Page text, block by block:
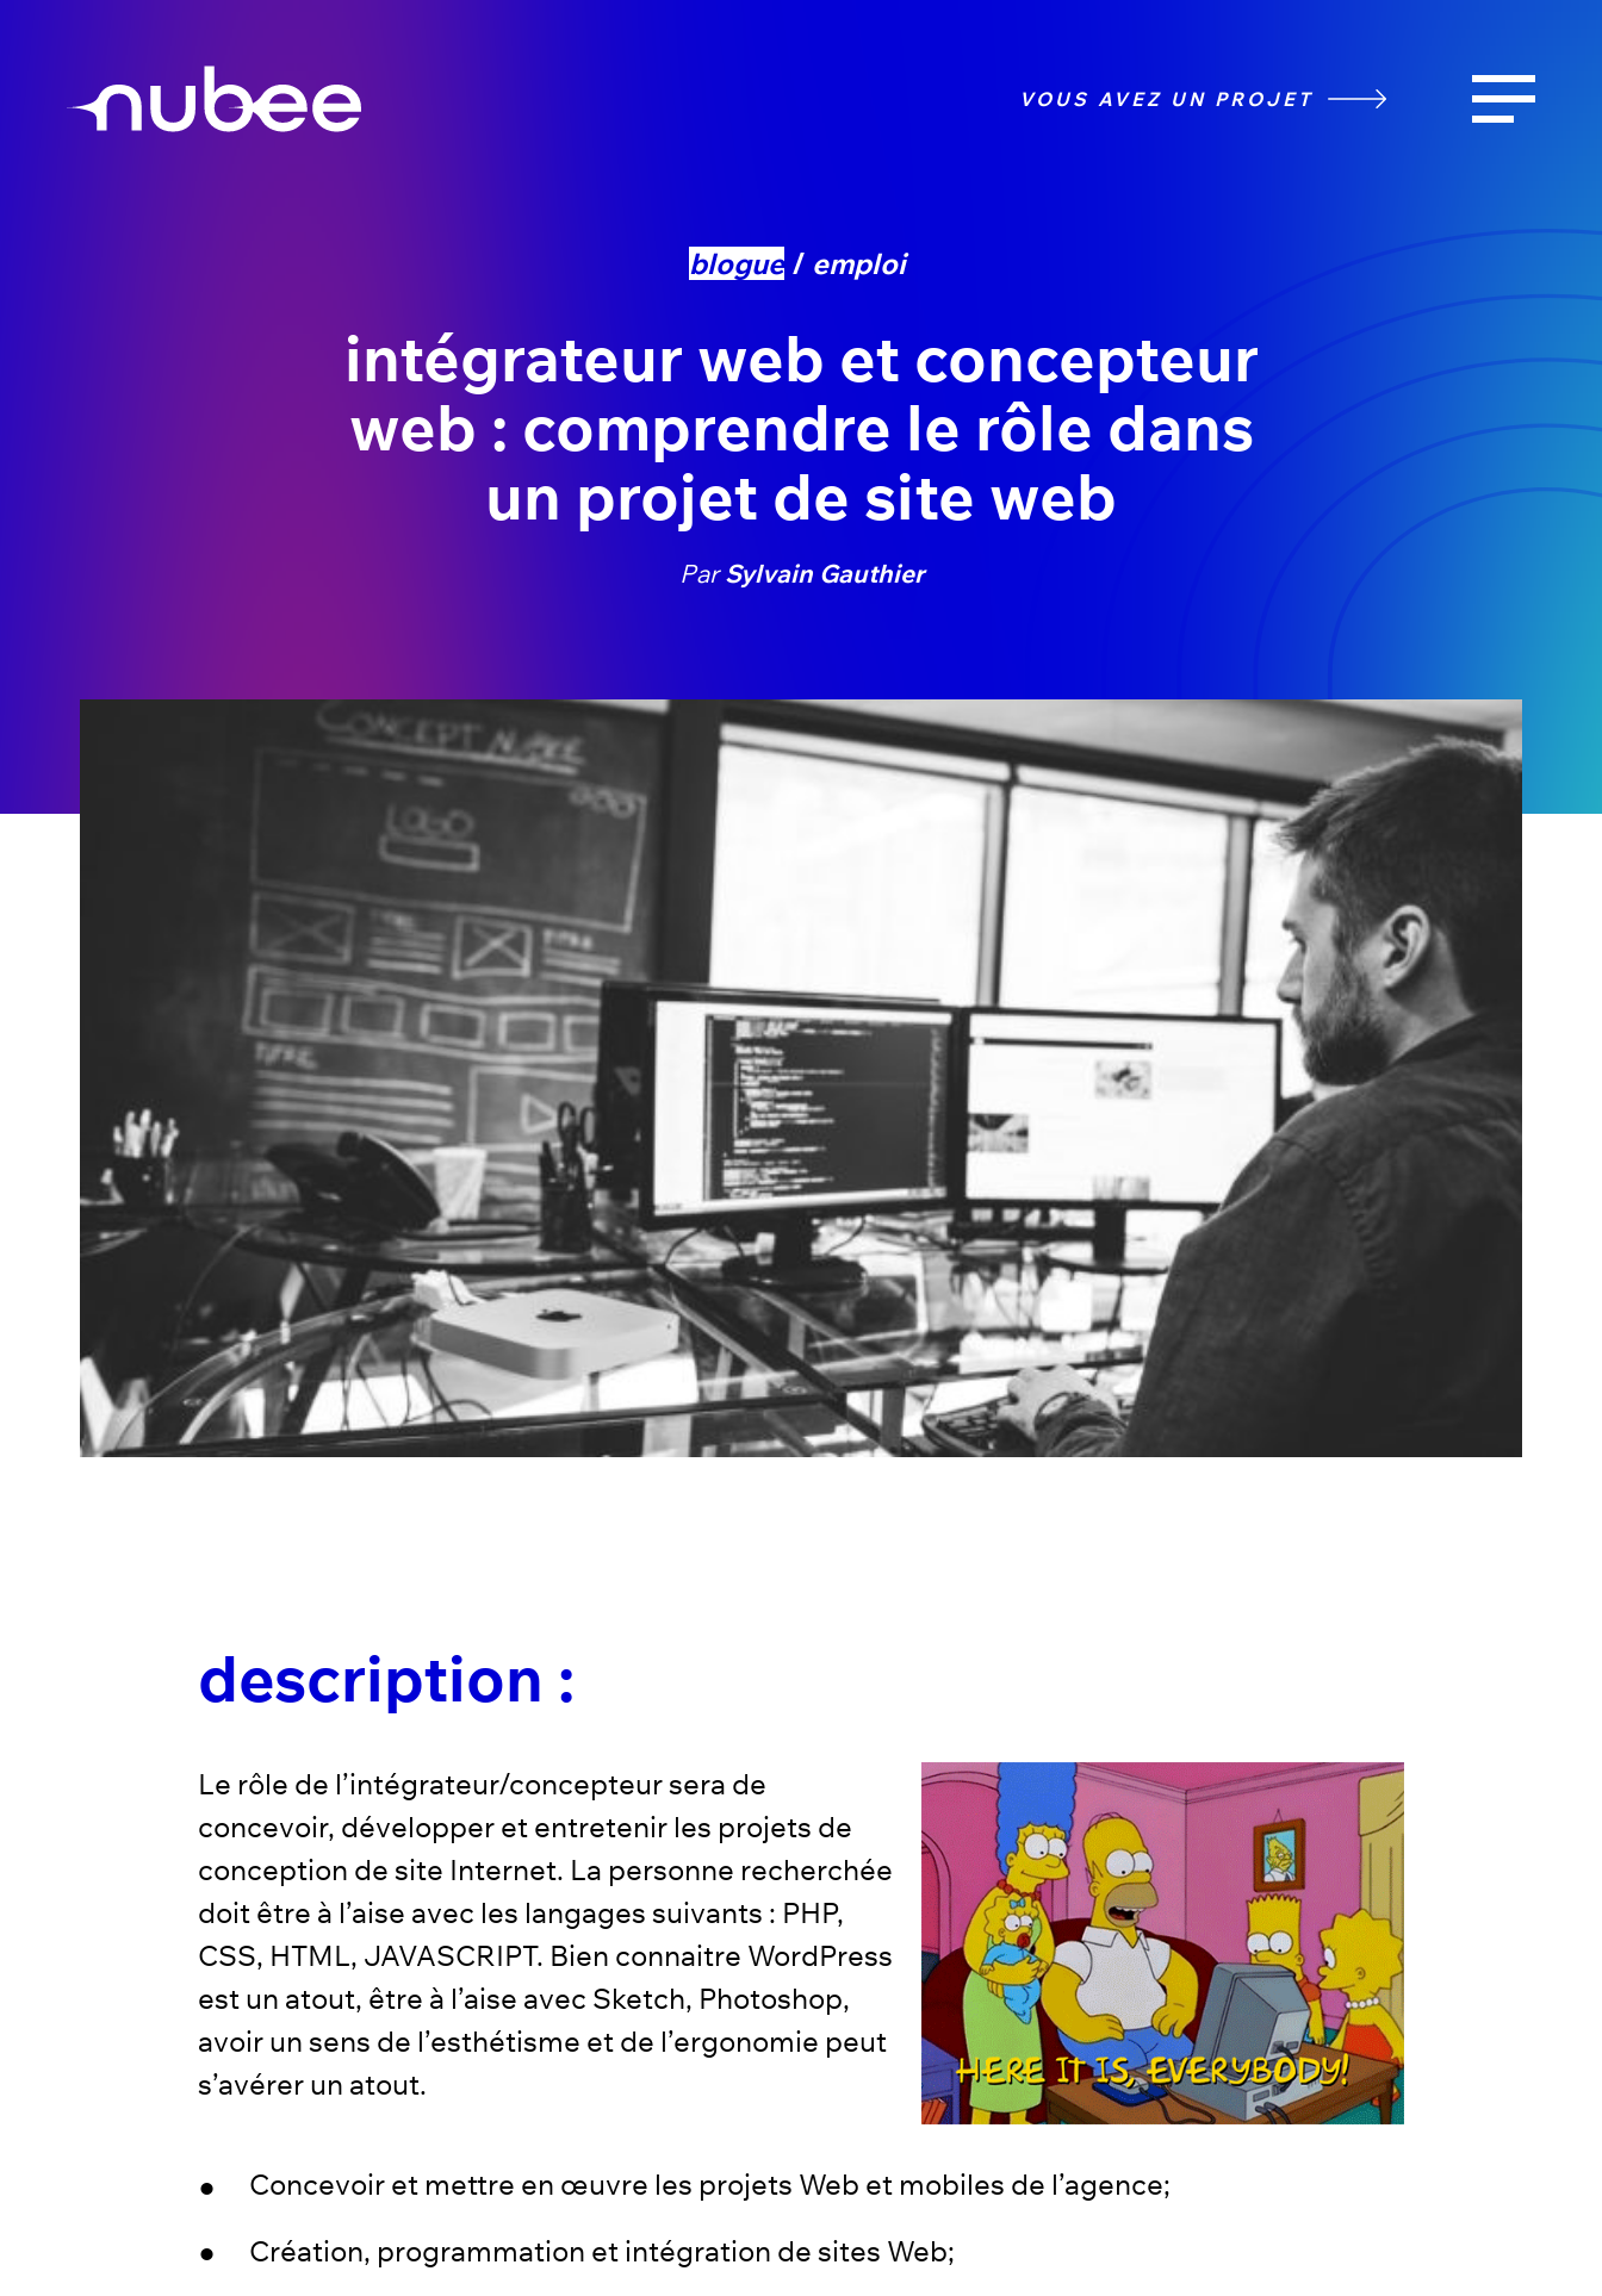
VOUS AVEZ UN PROJET
blogue emploi
intégrateur web et concepteur
web : comprendre le rôle dans
un projet de site web
ParSylvain Gauthier
description :
Le rôle de l’intégrateur/concepteur sera de
concevoir, développer et entretenir les projets de
conception de site Internet. La personne recherchée
doit être à l’aise avec les langages suivants : PHP,
CSS, HTML, JAVASCRIPT. Bien connaitre WordPress
est un atout, être à l’aise avec Sketch, Photoshop,
avoir un sens de l’esthétisme et de l’ergonomie peut
s’avérer un atout.
Concevoir et mettre en œuvre les projets Web et mobiles de l’agence;
Création, programmation et intégration de sites Web;